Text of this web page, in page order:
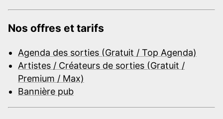
Nos offres et tarifs
Agenda des sorties (Gratuit / Top Agenda)
Artistes / Créateurs de sorties (Gratuit /
Premium / Max)
Bannière pub